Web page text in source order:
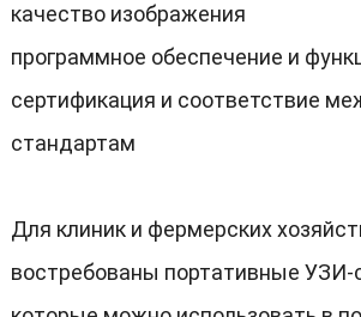
качество изображения
программное обеспечение и
сертификация и соответствие
стандартам
Для клиник и фермерских
востребованы портативные УЗИ-